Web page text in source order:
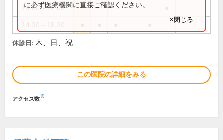
14:00～16:00
に必ず医療機関に直接ご確認ください。
×閉じる
休診日: 木、日、祝
この医院の詳細をみる
アクセス数※